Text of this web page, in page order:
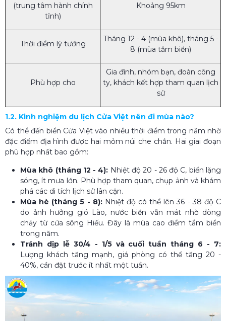
(trung tâm hành chính
tỉnh)
Khoảng 95km
Thời điểm lý tưởng
Tháng 12 - 4 (mùa khô), tháng 5 -
8 (mùa tắm biển)
Phù hợp cho
Gia đình, nhóm bạn, đoàn công
ty, khách kết hợp tham quan lịch
sử
1.2. Kinh nghiệm du lịch Cửa Việt nên đi mùa nào?
Có thể đến biển Cửa Việt vào nhiều thời điểm trong năm nhờ
đặc điểm địa hình được hai mỏm núi che chắn. Hai giai đoạn
phù hợp nhất bao gồm:
Mùa khô (tháng 12 - 4): Nhiệt độ 20 - 26 độ C, biển lặng
sóng, ít mưa lớn. Phù hợp tham quan, chụp ảnh và khám
phá các di tích lịch sử lân cận.
Mùa hè (tháng 5 - 8): Nhiệt độ có thể lên 36 - 38 độ C
do ảnh hưởng gió Lào, nước biển vẫn mát nhờ dòng
chảy từ cửa sông Hiếu. Đây là mùa cao điểm tắm biển
trong năm.
Tránh dịp lễ 30/4 - 1/5 và cuối tuần tháng 6 - 7:
Lượng khách tăng mạnh, giá phòng có thể tăng 20 -
40%, cần đặt trước ít nhất một tuần.